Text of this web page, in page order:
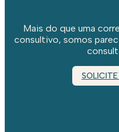
Mais do que uma
consultivo, somos